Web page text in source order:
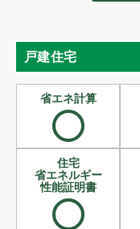
戸建住宅
省エネ計算
住宅
省エネルギー
性能証明書